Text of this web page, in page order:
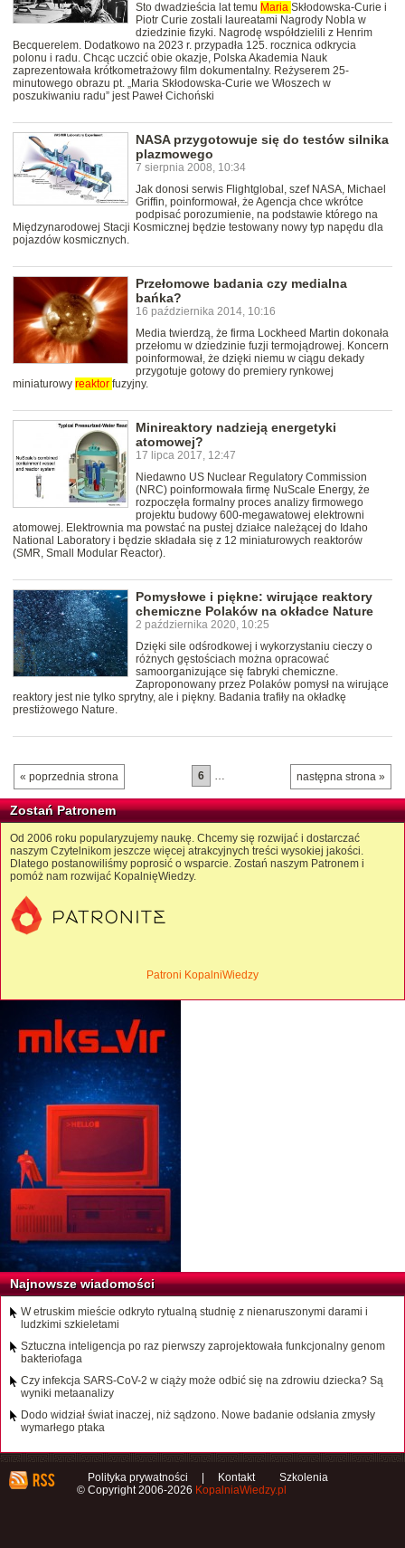
Sto dwadzieścia lat temu Maria Skłodowska-Curie i
Piotr Curie zostali laureatami Nagrody Nobla w
dziedzinie fizyki. Nagrodę współdzielili z Henrim
Becquerelem. Dodatkowo na 2023 r. przypadła 125. rocznica odkrycia
polonu i radu. Chcąc uczcić obie okazje, Polska Akademia Nauk
zaprezentowała krótkometrażowy film dokumentalny. Reżyserem 25-
minutowego obrazu pt. „Maria Skłodowska-Curie we Włoszech w
poszukiwaniu radu” jest Paweł Cichoński
NASA przygotowuje się do testów silnika
plazmowego
7 sierpnia 2008, 10:34
Jak donosi serwis Flightglobal, szef NASA, Michael
Griffin, poinformował, że Agencja chce wkrótce
podpisać porozumienie, na podstawie którego na
Międzynarodowej Stacji Kosmicznej będzie testowany nowy typ napędu dla
pojazdów kosmicznych.
Przełomowe badania czy medialna
bańka?
16 października 2014, 10:16
Media twierdzą, że firma Lockheed Martin dokonała
przełomu w dziedzinie fuzji termojądrowej. Koncern
poinformował, że dzięki niemu w ciągu dekady
przygotuje gotowy do premiery rynkowej
miniaturowy reaktor fuzyjny.
Minireaktory nadzieją energetyki
atomowej?
17 lipca 2017, 12:47
Niedawno US Nuclear Regulatory Commission
(NRC) poinformowała firmę NuScale Energy, że
rozpoczęła formalny proces analizy firmowego
projektu budowy 600-megawatowej elektrowni
atomowej. Elektrownia ma powstać na pustej działce należącej do Idaho
National Laboratory i będzie składała się z 12 miniaturowych reaktorów
(SMR, Small Modular Reactor).
Pomysłowe i piękne: wirujące reaktory
chemiczne Polaków na okładce Nature
2 października 2020, 10:25
Dzięki sile odśrodkowej i wykorzystaniu cieczy o
różnych gęstościach można opracować
samoorganizujące się fabryki chemiczne.
Zaproponowany przez Polaków pomysł na wirujące
reaktory jest nie tylko sprytny, ale i piękny. Badania trafiły na okładkę
prestiżowego Nature.
« poprzednia strona następna strona »
6 …
Zostań Patronem
Od 2006 roku popularyzujemy naukę. Chcemy się rozwijać i dostarczać
naszym Czytelnikom jeszcze więcej atrakcyjnych treści wysokiej jakości.
Dlatego postanowiliśmy poprosić o wsparcie. Zostań naszym Patronem i
pomóż nam rozwijać KopalnięWiedzy.
Patroni KopalniWiedzy
Najnowsze wiadomości
W etruskim mieście odkryto rytualną studnię z nienaruszonymi darami i
ludzkimi szkieletami
Sztuczna inteligencja po raz pierwszy zaprojektowała funkcjonalny genom
bakteriofaga
Czy infekcja SARS-CoV-2 w ciąży może odbić się na zdrowiu dziecka? Są
wyniki metaanalizy
Dodo widział świat inaczej, niż sądzono. Nowe badanie odsłania zmysły
wymarłego ptaka
Polityka prywatności Kontakt
Szkolenia
© Copyright 2006-2026 KopalniaWiedzy.pl